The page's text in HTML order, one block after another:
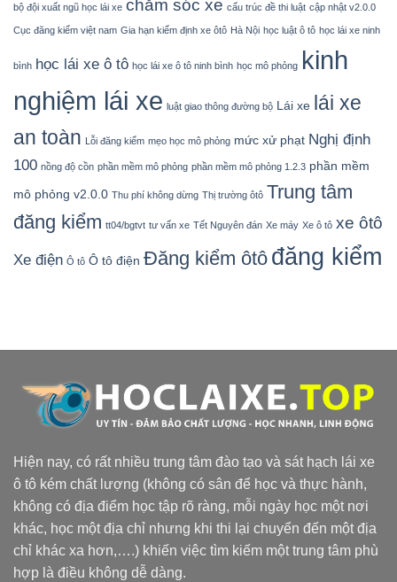
bộ đội xuất ngũ học lái xe chăm sóc xe cấu trúc đề thi luật cập nhật v2.0.0
Cục đăng kiểm việt nam Gia hạn kiểm định xe ôtô Hà Nội học luật ô tô học lái xe ninh
bình học lái xe ô tô học lái xe ô tô ninh bình học mô phỏng kinh
nghiệm lái xe luật giao thông đường bộ Lái xe
lái xe
an toàn
Lỗi đăng kiểm mẹo học mô phỏng mức xử phạt Nghị định
100 nồng độ cồn phần mềm mô phỏng phần mềm mô phỏng 1.2.3 phần mềm
mô phỏng v2.0.0 Thu phí không dừng Thị trường ôtô Trung tâm
đăng kiểm tt04/bgtvt tư vấn xe Tết Nguyên đán Xe máy Xe ô tô xe ôtô
Xe điện Ô tô Ô tô điện Đăng kiểm ôtô đăng kiểm
Hiện nay, có rất nhiều trung tâm đào tạo và sát hạch lái xe
ô tô kém chất lượng (không có sân để học và thực hành,
không có địa điểm học tập rõ ràng, mỗi ngày học một nơi
khác, học một địa chỉ nhưng khi thi lại chuyển đến một địa
chỉ khác xa hơn,….) khiến việc tìm kiếm một trung tâm phù
hợp là điều không dễ dàng.